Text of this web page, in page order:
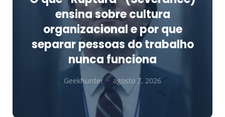
ensina sobre cultura
organizacional e por que
separar pessoas do trabalho
nunca funciona
Geekhunter agosto 7, 2026